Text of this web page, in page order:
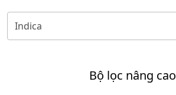
Bộ lọc nâng cao